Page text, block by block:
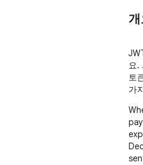
요.
토
가